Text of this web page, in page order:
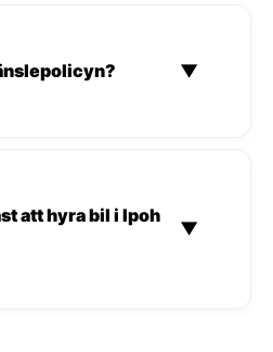
▼
att hyra bil i Ipoh
▼